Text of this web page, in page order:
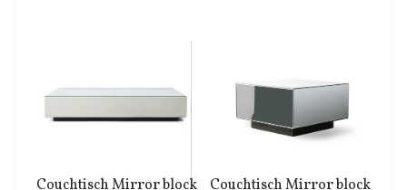
Couchtisch Mirror block
Couchtisch Mirror block